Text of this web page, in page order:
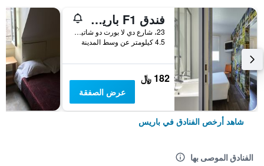
فندق F1 باريس بورت دو شاتيلون
23، شارع دي لا بورت دو شاتيلون, باريس, فرنسا
4.5 كيلومتر عن وسط المدينة
182 ﷼
عرض الصفقة
شاهد أرخص الفنادق في باريس
الفنادق الموصى بها